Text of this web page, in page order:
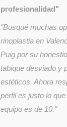
profesionalidad"
"Busqué muchas
rinoplastia en
Puig por su
tabique desviado y
estéticos. Ahora
perfil es justo lo
equipo es de 10."